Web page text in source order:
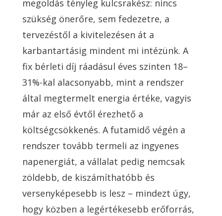
megoldás tényleg kulcsrakész: nincs
szükség önerőre, sem fedezetre, a
tervezéstől a kivitelezésen át a
karbantartásig mindent mi intézünk. A
fix bérleti díj ráadásul éves szinten 18–
31%-kal alacsonyabb, mint a rendszer
által megtermelt energia értéke, vagyis
már az első évtől érezhető a
költségcsökkenés. A futamidő végén a
rendszer tovább termeli az ingyenes
napenergiát, a vállalat pedig nemcsak
zöldebb, de kiszámíthatóbb és
versenyképesebb is lesz – mindezt úgy,
hogy közben a legértékesebb erőforrás,